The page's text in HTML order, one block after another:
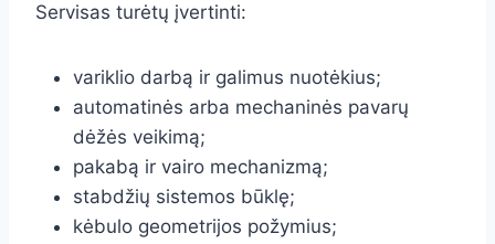
Servisas turėtų įvertinti:
variklio darbą ir galimus nuotėkius;
automatinės arba mechaninės pavarų
dėžės veikimą;
pakabą ir vairo mechanizmą;
stabdžių sistemos būklę;
kėbulo geometrijos požymius;